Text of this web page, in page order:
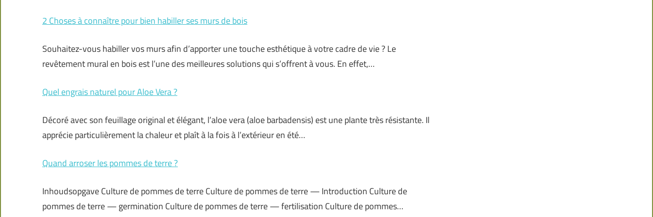
2 Choses à connaître pour bien habiller ses murs de bois
Souhaitez-vous habiller vos murs afin d’apporter une touche esthétique à votre cadre de vie ? Le
revêtement mural en bois est l’une des meilleures solutions qui s’offrent à vous. En effet,…
Quel engrais naturel pour Aloe Vera ?
Décoré avec son feuillage original et élégant, l’aloe vera (aloe barbadensis) est une plante très résistante. Il
apprécie particulièrement la chaleur et plaît à la fois à l’extérieur en été…
Quand arroser les pommes de terre ?
Inhoudsopgave Culture de pommes de terre Culture de pommes de terre — Introduction Culture de
pommes de terre — germination Culture de pommes de terre — fertilisation Culture de pommes…